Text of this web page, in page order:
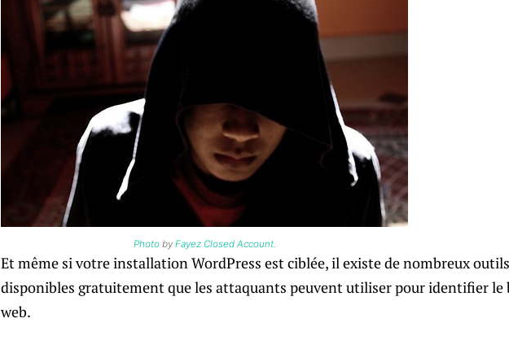
Photoby Fayez Closed Account.
Et même si votre installation WordPress est ciblée, il existe de nombreux
disponibles gratuitement que les attaquants peuvent utiliser pour identifier le
web.